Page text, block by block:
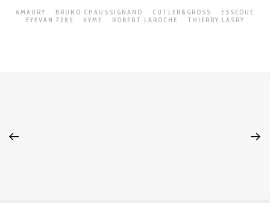
AMAURY BRUNO CHAUSSIGNAND CUTLER&GROSS
ESSEDUE
EYEVAN 7285
KYME ROBERT LAROCHE THIERRY LASRY